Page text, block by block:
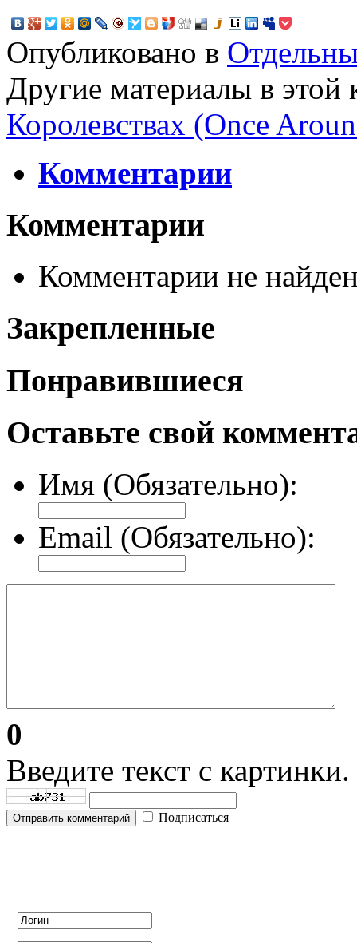
Опубликовано в
Другие материалы в этой
Королевствах (Once
Комментарии
Комментарии
Комментарии не
Закрепленные
Понравившиеся
Оставьте свой
Имя (Обязательно):
Email (Обязательно):
0
Введите текст с
Отправить комментарий Подписаться